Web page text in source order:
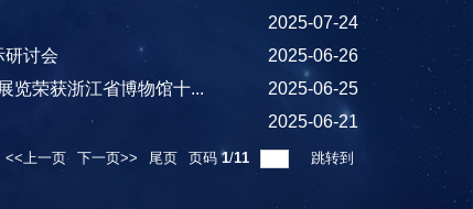
2025-07-24
研讨会
2025-06-26
览荣获浙江省博物馆十...
2025-06-25
2025-06-21
<<上一页 下一页>> 尾页 页码1/11 跳转到